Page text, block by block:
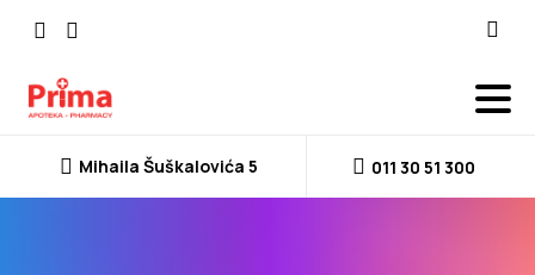
Mihaila Šuškalovića 5 011 30 51 300